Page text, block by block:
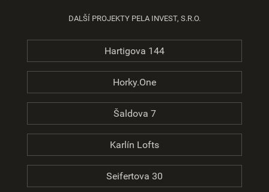
DALŠÍ PROJEKTY PELA INVEST, S.R.O.
Hartigova 144
Horky.One
Šaldova 7
Karlín Lofts
Seifertova 30